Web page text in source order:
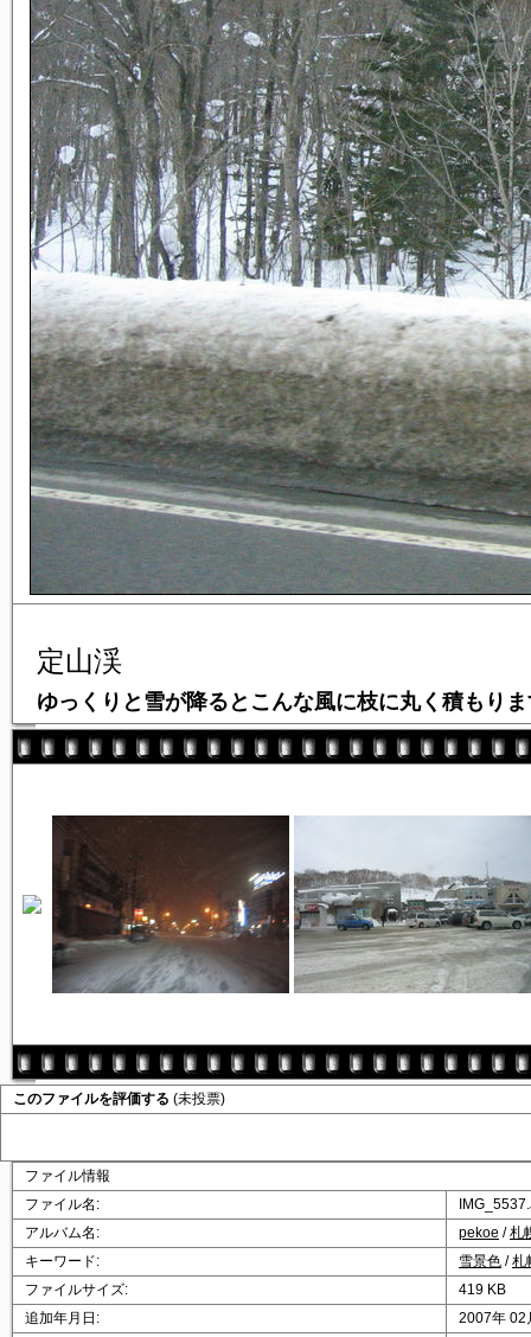
定山渓
ゆっくりと雪が降るとこんな風に枝に丸く積もり
このファイルを評価する (未投票)
ファイル情報
ファイル名:
アルバム名:
pekoe /札
キーワード:
雪景色 /札
ファイルサイズ:
419 KB
追加年月日:
2007年 02